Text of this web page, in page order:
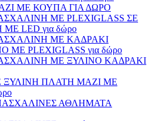
ΜΕ ΚΟΥΠΑ ΓΙΑ ΔΩΡΟ
ΜΕ PLEXIGLASS ΣΕ
LED για δώρο
ΜΕ ΚΑΔΡΑΚΙ
PLEXIGLASS για δώρο
ΜΕ ΞΥΛΙΝΟ ΚΑΔΡΑΚΙ
ΠΛΑΤΗ ΜΑΖΙ ΜΕ
ΑΘΛΗΜΑΤΑ